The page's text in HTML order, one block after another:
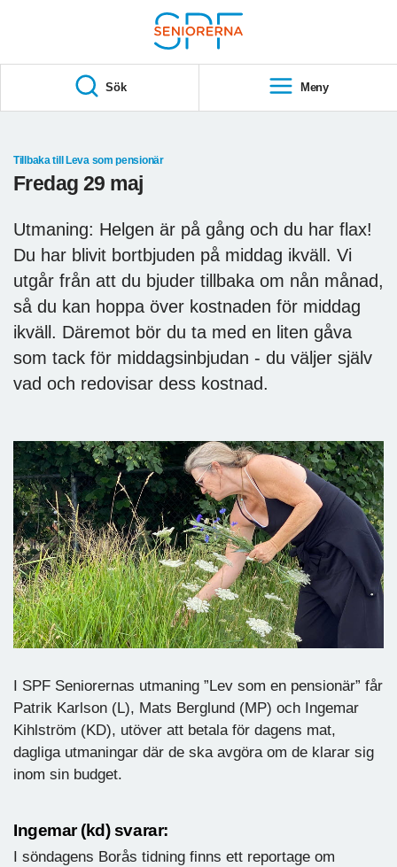
S
A
Sök Meny
Tillbaka till Leva som pensionär
Fredag 29 maj
Utmaning: Helgen är på gång och du har flax!
Du har blivit bortbjuden på middag ikväll. Vi
utgår från att du bjuder tillbaka om nån månad,
så du kan hoppa över kostnaden för middag
ikväll. Däremot bör du ta med en liten gåva
som tack för middagsinbjudan - du väljer själv
vad och redovisar dess kostnad.
I SPF Seniorernas utmaning ”Lev som en pensionär” får
Patrik Karlson (L), Mats Berglund (MP) och Ingemar
Kihlström (KD), utöver att betala för dagens mat,
dagliga utmaningar där de ska avgöra om de klarar sig
inom sin budget.
Ingemar (kd) svarar:
I söndagens Borås tidning finns ett reportage om